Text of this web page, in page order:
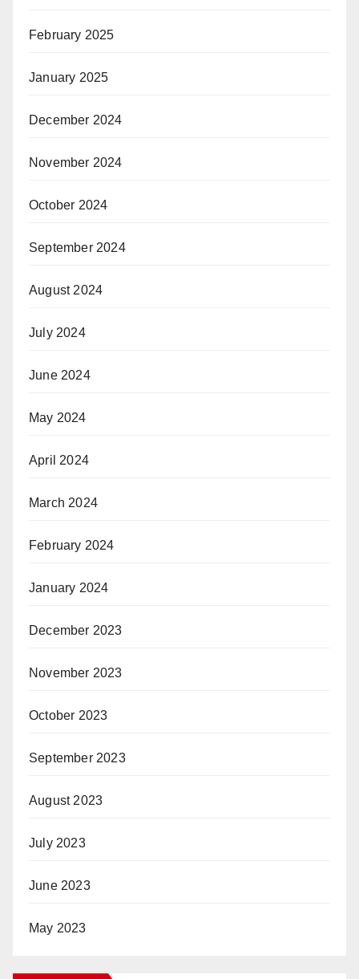
February 2025
January 2025
December 2024
November 2024
October 2024
September 2024
August 2024
July 2024
June 2024
May 2024
April 2024
March 2024
February 2024
January 2024
December 2023
November 2023
October 2023
September 2023
August 2023
July 2023
June 2023
May 2023